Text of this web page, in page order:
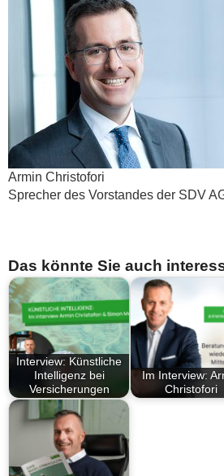
Armin Christofori
Sprecher des Vorstandes der SDV
Das könnte Sie auch
Interview: Künstliche
Intelligenz bei
Versicherungen
Im Interview:
Christofori